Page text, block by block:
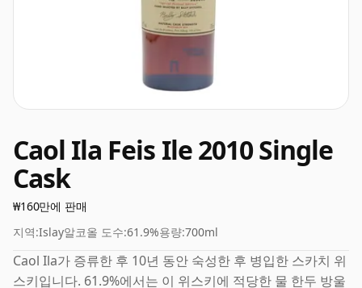
Caol Ila Feis Ile 2010 Single
Cask
₩160만에 판매
지역:Islay알코올 도수:61.9%용량:700ml
Caol Ila가 증류한 후 10년 동안 숙성한 후 병입한 스카치 위
스키입니다. 61.9%에서는 이 위스키에 적당한 물 한두 방울